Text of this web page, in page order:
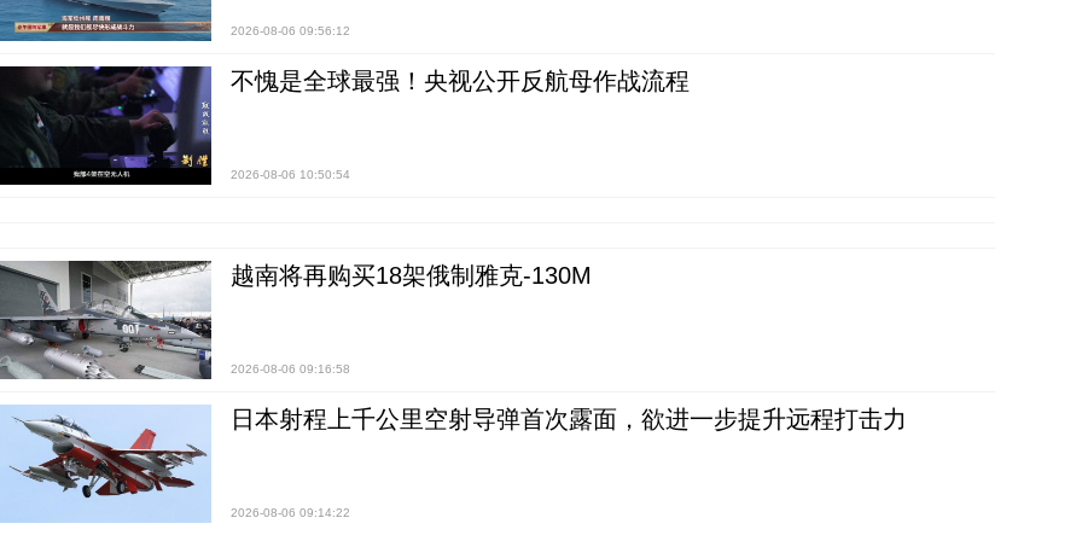
2026-08-06 09:56:12
不愧是全球最强！央视公开反航母作战流程
2026-08-06 10:50:54
越南将再购买18架俄制雅克-130M
2026-08-06 09:16:58
日本射程上千公里空射导弹首次露面，欲进一步提升远程打击力
2026-08-06 09:14:22